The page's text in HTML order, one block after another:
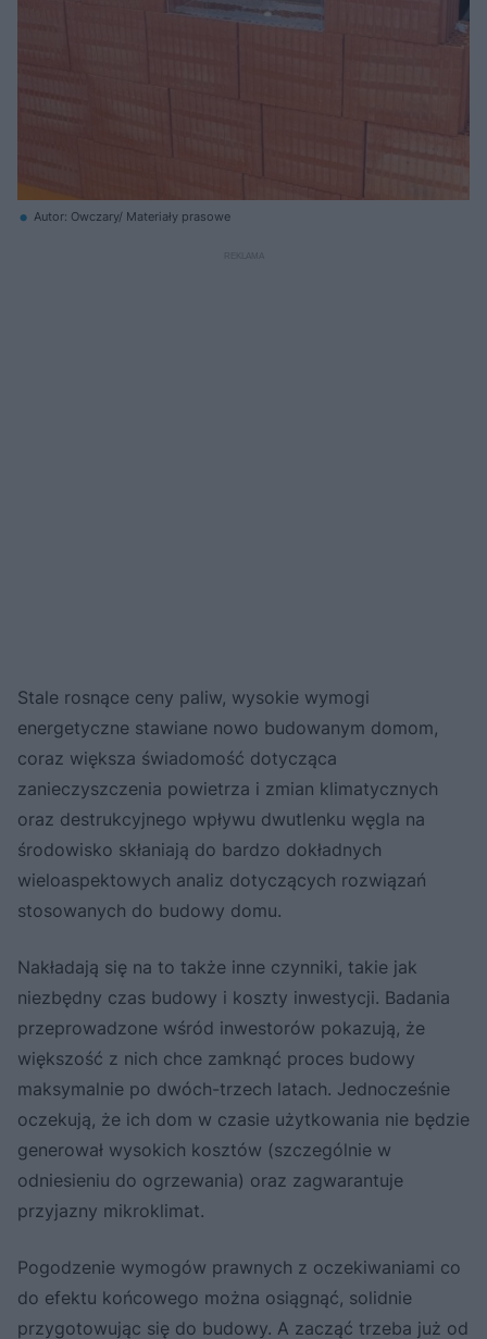
Autor: Owczary/ Materiały prasowe
Stale rosnące ceny paliw, wysokie wymogi
energetyczne stawiane nowo budowanym domom,
coraz większa świadomość dotycząca
zanieczyszczenia powietrza i zmian klimatycznych
oraz destrukcyjnego wpływu dwutlenku węgla na
środowisko skłaniają do bardzo dokładnych
wieloaspektowych analiz dotyczących rozwiązań
stosowanych do budowy domu.
Nakładają się na to także inne czynniki, takie jak
niezbędny czas budowy i koszty inwestycji. Badania
przeprowadzone wśród inwestorów pokazują, że
większość z nich chce zamknąć proces budowy
maksymalnie po dwóch-trzech latach. Jednocześnie
oczekują, że ich dom w czasie użytkowania nie będzie
generował wysokich kosztów (szczególnie w
odniesieniu do ogrzewania) oraz zagwarantuje
przyjazny mikroklimat.
Pogodzenie wymogów prawnych z oczekiwaniami co
do efektu końcowego można osiągnąć, solidnie
przygotowując się do budowy. A zacząć trzeba już od